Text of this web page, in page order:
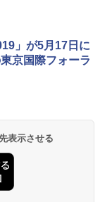
」が5月17日に
京国際フォーラ
表示させる